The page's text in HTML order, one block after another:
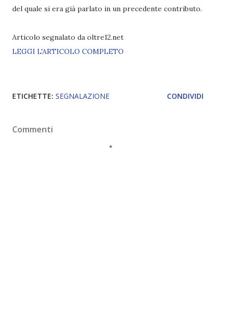
del quale si era già parlato in un precedente contributo.
Articolo segnalato da oltre12.net
LEGGI L'ARTICOLO COMPLETO
ETICHETTE: SEGNALAZIONE CONDIVIDI
Commenti